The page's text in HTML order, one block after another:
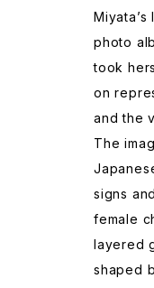
photo
took
on
and the
The
signs
female
layered
shaped